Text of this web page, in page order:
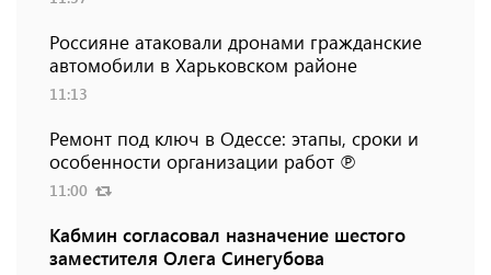
Россияне атаковали дронами гражданские
автомобили в Харьковском районе
11:13
Ремонт под ключ в Одессе: этапы, сроки и
особенности организации работ ℗
11:00
Кабмин согласовал назначение шестого
заместителя Олега Синегубова